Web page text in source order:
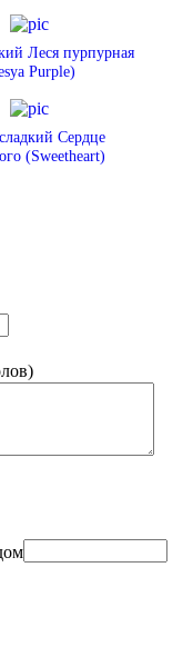
Леся пурпурная
Purple)
Сердце
(Sweetheart)